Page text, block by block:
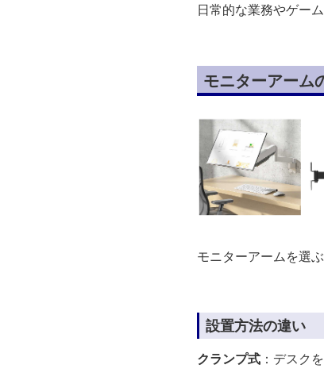
日常的な業務やゲー
モニターアーム
モニターアームを選ぶ
設置方法の違い
クランプ式 ：デスク